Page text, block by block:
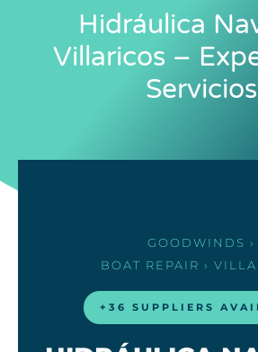
Hidráulica
Villaricos –
Servicios
GOODWINDS ›
BOAT REPAIR ›
+36 SUPPLIERS